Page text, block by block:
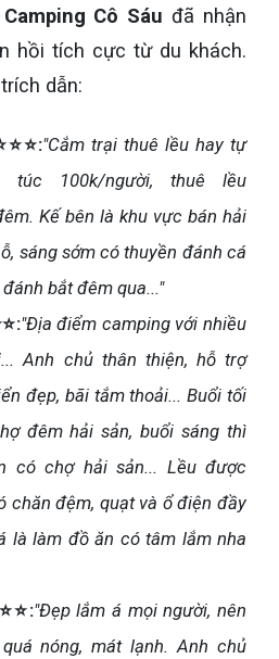
Camping Cô Sáu đã nhận
hồi tích cực từ du khách.
dẫn:
"Cắm trại thuê lều hay tự
100k/người, thuê lều
Kế bên là khu vực bán hải
sáng sớm có thuyền đánh cá
bắt đêm qua..."
"Địa điểm camping với nhiều
Anh chủ thân thiện, hỗ trợ
đẹp, bãi tắm thoải... Buổi tối
đêm hải sản, buổi sáng thì
có chợ hải sản... Lều được
chăn đệm, quạt và ổ điện đầy
là làm đồ ăn có tâm lắm nha
"Đẹp lắm á mọi người, nên
nóng, mát lạnh. Anh chủ